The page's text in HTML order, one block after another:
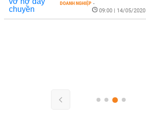
DOANH NGHIỆP -
09:00 | 14/05/2020